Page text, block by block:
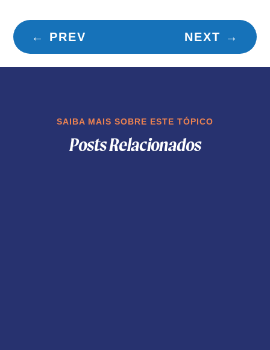
← PREV NEXT →
SAIBA MAIS SOBRE ESTE TÓPICO
Posts Relacionados